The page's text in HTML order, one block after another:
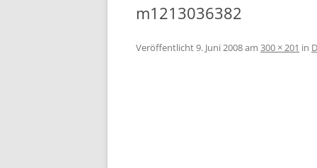
m1213036382
Veröffentlicht9. Juni 2008am 300 × 201 in